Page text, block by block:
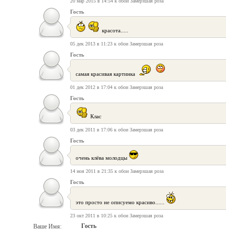
Гость
красота.....
05 дек 2013 в 11:23 к обои Замерзшая роза
Гость
самая красивая картинка
01 дек 2012 в 17:04 к обои Замерзшая роза
Гость
Клас
03 дек 2011 в 17:06 к обои Замерзшая роза
Гость
очень клёва молодцы
14 ноя 2011 в 21:35 к обои Замерзшая роза
Гость
это просто не описуемо красиво......
23 окт 2011 в 10:25 к обои Замерзшая роза
Ваше Имя: Гость